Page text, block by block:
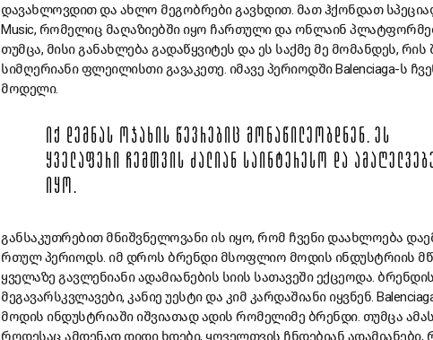
დავახლოვდით და ახლო მეგობრები გავხდით. მათ ჰქონდათ
Music, რომელიც მაღაზიებში იყო ჩართული და ონლაინ
თუმცა, მისი განახლება გადაწყვიტეს და ეს საქმე მე მომანდეს,
სიმღერიანი ფლეილისთი გავაკეთე. იმავე პერიოდში Balenciaga-ს
მოდელი.
ᲘᲥ ᲓᲔᲛᲜᲐᲡ ᲝᲯᲐᲮᲘᲡ ᲬᲔᲕᲠᲔᲑᲘᲪ ᲛᲝᲜᲐᲬᲘᲚᲔᲝᲑᲓᲜᲔᲜ. ᲔᲡ
ᲧᲕᲔᲚᲐᲤᲔᲠᲘ ᲩᲔᲛᲗᲕᲘᲡ ᲫᲐᲚᲘᲐᲜ ᲡᲐᲘᲜᲢᲔᲠᲔᲡᲝ ᲓᲐ
ᲘᲧᲝ.
განსაკუთრებით მნიშვნელოვანი ის იყო, რომ ჩვენი დაახლოება
რთულ პერიოდს. იმ დროს ბრენდი მსოფლიო მოდის ინდუსტრიის
ყველაზე გავლენიანი ადამიანების სიის სათავეში ექცეოდა.
მეგავარსკვლავები, კანიე უესტი და კიმ კარდაშიანი იყვნენ.
მოდის ინდუსტრიაში იშვიათად ადის რომელიმე ბრენდი. თუმცა